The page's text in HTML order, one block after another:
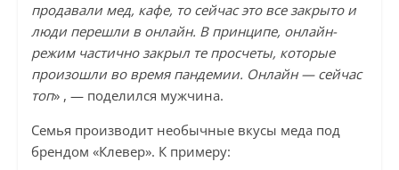
продавали мед, кафе, то сейчас это все закрыто и
люди перешли в онлайн. В принципе, онлайн-
режим частично закрыл те просчеты, которые
произошли во время пандемии. Онлайн — сейчас
топ» , — поделился мужчина.
Семья производит необычные вкусы меда под
брендом «Клевер». К примеру: